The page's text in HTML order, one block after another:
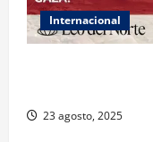
Internacional
23 agosto, 2025